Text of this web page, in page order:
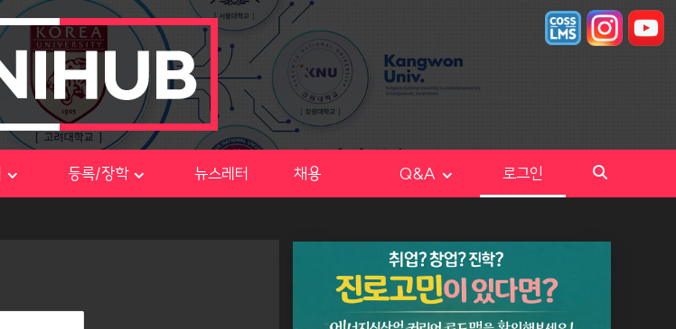
등록/장학 뉴스레터 채용 Q&A 로그인